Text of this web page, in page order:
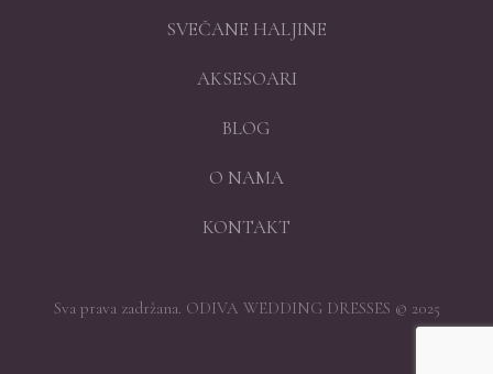
SVEČANE HALJINE
AKSESOARI
BLOG
O NAMA
KONTAKT
Sva prava zadržana. ODIVA WEDDING DRESSES © 2025